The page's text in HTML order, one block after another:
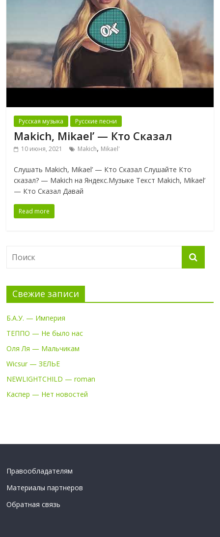
Русская музыка Русские песни
Makich, Mikael’ — Кто Сказал
10 июня, 2021 Makich, Mikael'
Слушать Makich, Mikael’ — Кто Сказал Слушайте Кто
сказал? — Makich на Яндекс.Музыке Текст Makich, Mikael’
— Кто Сказал Давай
Read more
Свежие записи
Б.А.У. — Империя
ТЕППО — Не было нас
Оля Ля — Мальчикам
Wicsur — ЗЕЛЬЕ
NEWLIGHTCHILD — roman
Каспер — Нет новостей
Правообладателям
Материалы партнеров
Обратная связь